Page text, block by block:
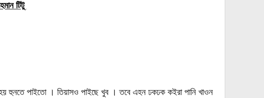
টিটু
হুনতে পাইতো । তিয়াসও পাইছে খুব । তবে এহন ঢকঢক কইরা পানি খাওন